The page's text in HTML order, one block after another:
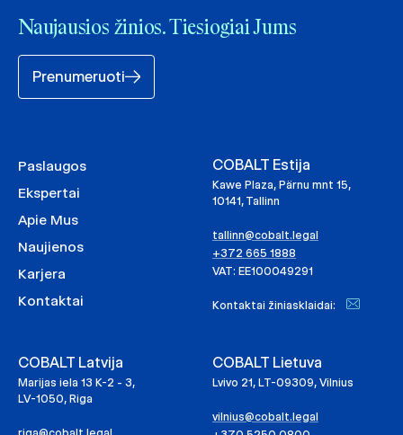
Naujausios žinios. Tiesiogiai Jums
Prenumeruoti
Paslaugos
Ekspertai
Apie Mus
Naujienos
Karjera
Kontaktai
COBALT Estija
Kawe Plaza, Pärnu mnt 15,
10141, Tallinn
tallinn@cobalt.legal
+372 665 1888
VAT: EE100049291
Kontaktai žiniasklaidai:
COBALT Latvija
Marijas iela 13 K-2 - 3,
LV-1050, Riga
COBALT Lietuva
Lvivo 21, LT-09309, Vilnius
vilnius@cobalt.legal